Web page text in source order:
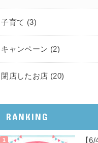
子育て (3)
キャンペーン (2)
閉店したお店 (20)
RANKING
【